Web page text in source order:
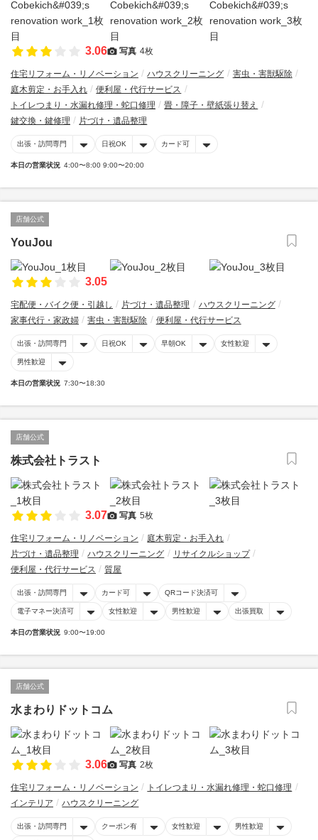
3.06 写真 4枚
住宅リフォーム・リノベーション ハウスクリーニング
害虫・害獣駆除
庭木剪定・お手入れ
便利屋・代行サービス
トイレつまり・水漏れ修理・蛇口修理
畳・障子・壁紙張り替え
鍵交換・鍵修理
片づけ・遺品整理
出張・訪問専門 日祝OK カード可
本日の営業状況 4:00〜8:00 9:00〜20:00
店舗公式
YouJou
3.05
宅配便・バイク便・引越し 片づけ・遺品整理
ハウスクリーニング
家事代行・家政婦
害虫・害獣駆除 便利屋・代行サービス
出張・訪問専門 日祝OK 早朝OK 女性歓迎
男性歓迎
本日の営業状況 7:30〜18:30
店舗公式
株式会社トラスト
3.07 写真 5枚
住宅リフォーム・リノベーション
庭木剪定・お手入れ
片づけ・遺品整理
ハウスクリーニング
リサイクルショップ
便利屋・代行サービス
質屋
出張・訪問専門 カード可 QRコード決済可
電子マネー決済可 女性歓迎 男性歓迎 出張買取
本日の営業状況 9:00〜19:00
店舗公式
水まわりドットコム
3.06 写真 2枚
住宅リフォーム・リノベーション
トイレつまり・水漏れ修理・蛇口修理
インテリア
ハウスクリーニング
出張・訪問専門 クーポン有 女性歓迎 男性歓迎